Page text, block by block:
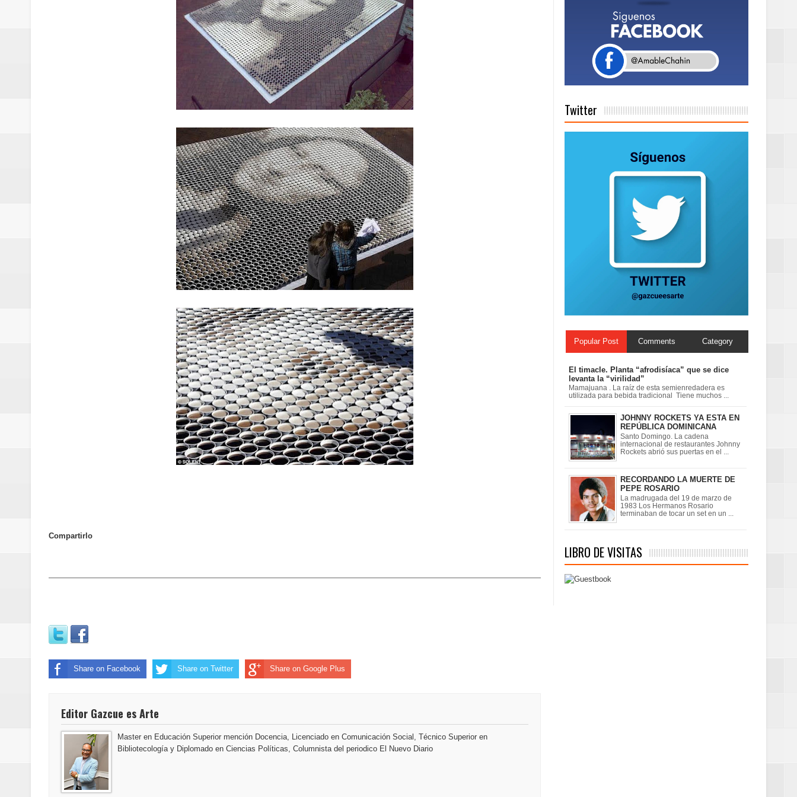
conmemorativos
Maridalia Hernández y El Canario se unen al regreso de Pavel Núñez y su “Bipolarband” a Hard Rock Café Santo
Doctor Leonardo Aguilera afirma que Banreservas seguirá impulsando la seguridad alimentaria tras salida de RD
Banreservas y sus filiales realizan en Santiago el segundo Foro del Ahorro y la Inversión “Reserva tu Capital”
Banreservas inaugura oficina en el Centro de Retención de Vehículos de Pedro Brand
SEPROI obtiene certificación ISO 37001 y se convierte en la primera empresa del sector con Sistema de Gestión
Antisoborno certificado
Humano Seguros transforma la emisión de pólizas con Inteligencia Artificial y reduce el proceso de días a
Compartirlo
Share on Facebook Share on Twitter Share on Google Plus
Editor Gazcue es Arte
Master en Educación Superior mención Docencia, Licenciado en Comunicación Social, Técnico Superior en
Bibliotecología y Diplomado en Ciencias Políticas, Columnista del periodico El Nuevo Diario
Twitter
Popular Post Comments Category
El timacle. Planta “afrodisíaca” que se dice
levanta la “virilidad”
Mamajuana . La raíz de esta semienredadera es
utilizada para bebida tradicional Tiene muchos ...
JOHNNY ROCKETS YA ESTA EN
REPÚBLICA DOMINICANA
Santo Domingo. La cadena
internacional de restaurantes Johnny
Rockets abrió sus puertas en el ...
RECORDANDO LA MUERTE DE
PEPE ROSARIO
La madrugada del 19 de marzo de
1983 Los Hermanos Rosario
terminaban de tocar un set en un ...
LIBRO DE VISITAS